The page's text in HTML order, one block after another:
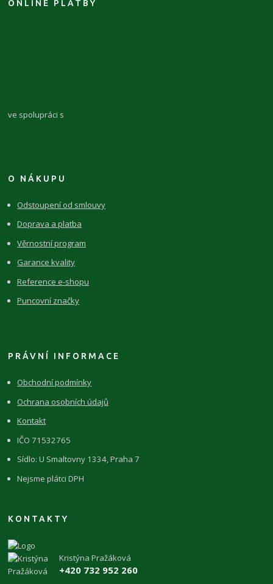
ONLINE PLATBY
ve spolupráci s
O NÁKUPU
Odstoupení od smlouvy
Doprava a platba
Věrnostní program
Garance kvality
Reference e-shopu
Puncovní značky
PRÁVNÍ INFORMACE
Obchodní podmínky
Ochrana osobních údajů
Kontakt
IČO 71532765
Sídlo: U Smaltovny 1334, Praha 7
Nejsme plátci DPH
KONTAKTY
Kristýna Pražáková
+420 732 952 260